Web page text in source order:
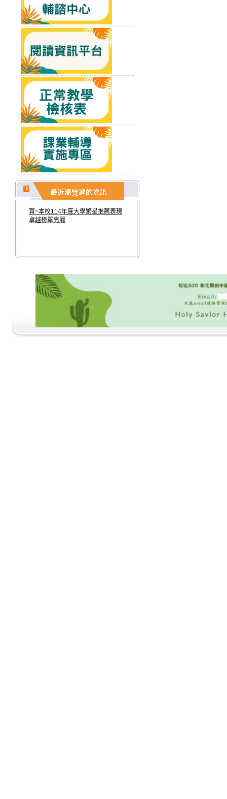
賀~本校114年度大學繁星推薦表現
卓越榜單亮麗